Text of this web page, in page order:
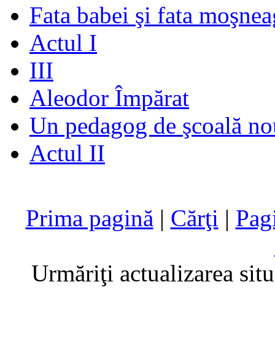
Fata babei şi fata
Actul I
III
Aleodor Împărat
Un pedagog de şcoală
Actul II
Prima pagină | Cărţi |
Urmăriţi actualizarea